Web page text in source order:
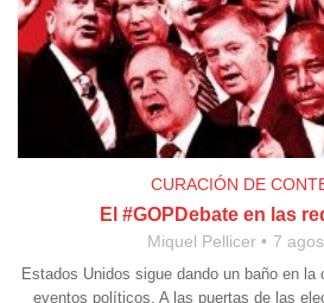
CURACIÓN DE
El #GOPDebate en las
Miquel Pellicer 7
Estados Unidos sigue dando un baño en la
eventos políticos. A las puertas de las